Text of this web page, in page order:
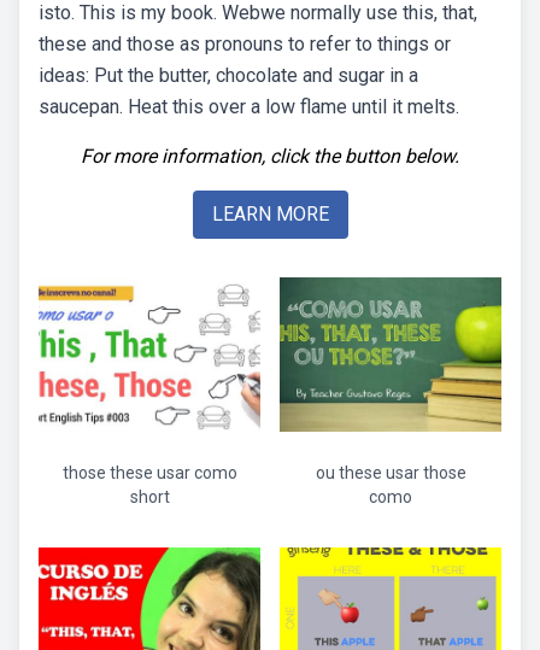
isto. This is my book. Webwe normally use this, that,
these and those as pronouns to refer to things or
ideas: Put the butter, chocolate and sugar in a
saucepan. Heat this over a low flame until it melts.
For more information, click the button below.
LEARN MORE
those these usar como
short
ou these usar those
como